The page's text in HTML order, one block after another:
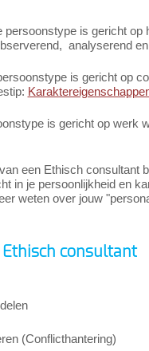
persoonstype is gericht
analyserend
is gericht op
is gericht op werk
een Ethisch consultant
in je persoonlijkheid en
weten over jouw
consultant
(Conflicthantering)